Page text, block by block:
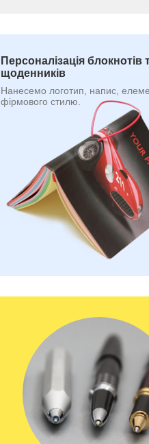
Персоналізація блокнотів
щоденників
Нанесемо логотип, напис,
фірмового стилю.